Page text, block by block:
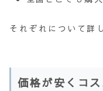
それぞれについて詳
価格が安くコ